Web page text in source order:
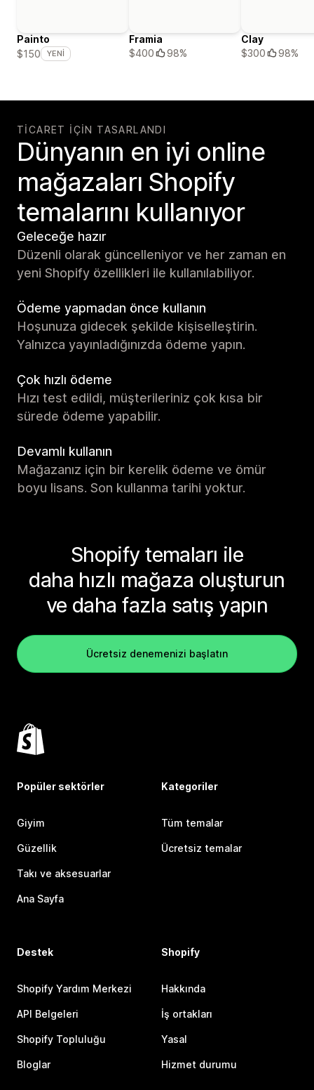
Painto
$150
YENI
Framia
$400
98%
Clay
$300
98%
TICARET IÇIN TASARLANDI
Dünyanın en iyi online
mağazaları Shopify
temalarını kullanıyor
Geleceğe hazır
Düzenli olarak güncelleniyor ve her zaman en
yeni Shopify özellikleri ile kullanılabiliyor.
Ödeme yapmadan önce kullanın
Hoşunuza gidecek şekilde kişiselleştirin.
Yalnızca yayınladığınızda ödeme yapın.
Çok hızlı ödeme
Hızı test edildi, müşterileriniz çok kısa bir
sürede ödeme yapabilir.
Devamlı kullanın
Mağazanız için bir kerelik ödeme ve ömür
boyu lisans. Son kullanma tarihi yoktur.
Shopify temaları ile
daha hızlı mağaza oluşturun
ve daha fazla satış yapın
Ücretsiz denemenizi başlatın
Popüler sektörler
Giyim
Güzellik
Takı ve aksesuarlar
Ana Sayfa
Kategoriler
Tüm temalar
Ücretsiz temalar
Destek
Shopify Yardım Merkezi
API Belgeleri
Shopify Topluluğu
Bloglar
Shopify
Hakkında
İş ortakları
Yasal
Hizmet durumu